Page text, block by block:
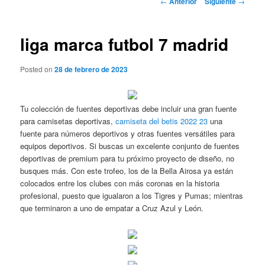
liga marca futbol 7 madrid
Posted on28 de febrero de 2023
Tu colección de fuentes deportivas debe incluir una gran fuente
para camisetas deportivas,camiseta del betis 2022 23 una
fuente para números deportivos y otras fuentes versátiles para
equipos deportivos. Si buscas un excelente conjunto de fuentes
deportivas de premium para tu próximo proyecto de diseño, no
busques más. Con este trofeo, los de la Bella Airosa ya están
colocados entre los clubes con más coronas en la historia
profesional, puesto que igualaron a los Tigres y Pumas; mientras
que terminaron a uno de empatar a Cruz Azul y León.